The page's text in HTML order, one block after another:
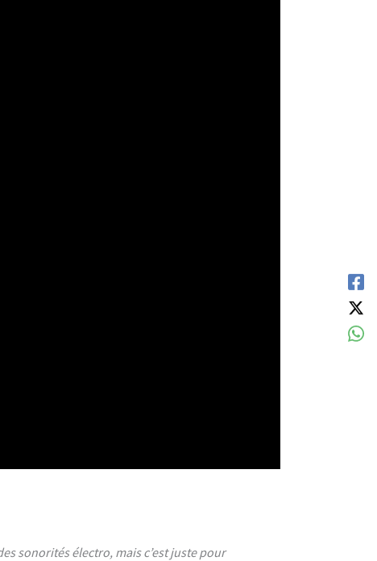
sonorités électro, mais c’est juste pour